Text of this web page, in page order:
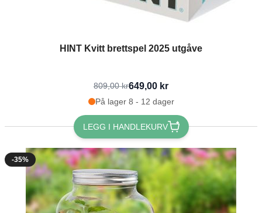
HINT Kvitt brettspel 2025 utgåve
809,00 kr649,00 kr
På lager 8 - 12 dager
LEGG I HANDLEKURV
-35%